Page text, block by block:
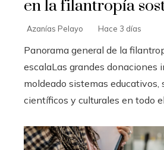
en la filantropía
Azanías Pelayo Hace 3 días
Panorama general de la
escalaLas grandes donaciones
moldeado sistemas educativos,
científicos y culturales en todo